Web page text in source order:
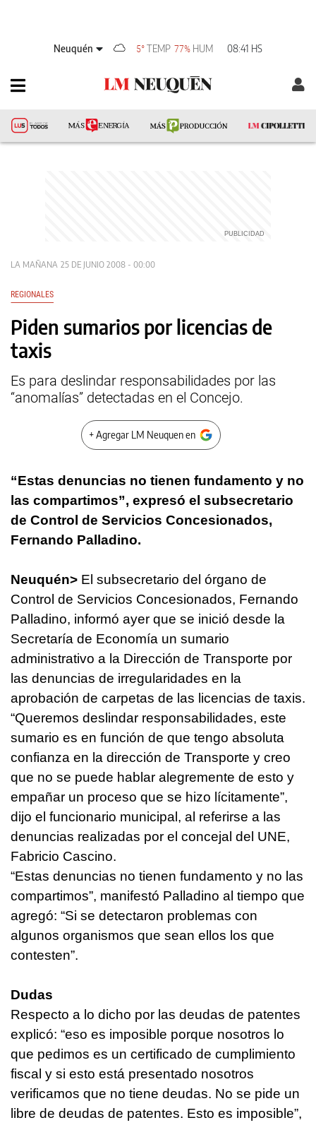
Neuquén 5° TEMP 77% HUM 08:41 HS
LA MAÑANA 25 DE JUNIO 2008 - 00:00
REGIONALES
Piden sumarios por licencias de
taxis
Es para deslindar responsabilidades por las
“anomalías” detectadas en el Concejo.
+ Agregar LM Neuquen en
“Estas denuncias no tienen fundamento y no
las compartimos”, expresó el subsecretario
de Control de Servicios Concesionados,
Fernando Palladino.
Neuquén> El subsecretario del órgano de
Control de Servicios Concesionados, Fernando
Palladino, informó ayer que se inició desde la
Secretaría de Economía un sumario
administrativo a la Dirección de Transporte por
las denuncias de irregularidades en la
aprobación de carpetas de las licencias de taxis.
“Queremos deslindar responsabilidades, este
sumario es en función de que tengo absoluta
confianza en la dirección de Transporte y creo
que no se puede hablar alegremente de esto y
empañar un proceso que se hizo lícitamente”,
dijo el funcionario municipal, al referirse a las
denuncias realizadas por el concejal del UNE,
Fabricio Cascino.
“Estas denuncias no tienen fundamento y no las
compartimos”, manifestó Palladino al tiempo que
agregó: “Si se detectaron problemas con
algunos organismos que sean ellos los que
contesten”.
Dudas
Respecto a lo dicho por las deudas de patentes
explicó: “eso es imposible porque nosotros lo
que pedimos es un certificado de cumplimiento
fiscal y si esto está presentado nosotros
verificamos que no tiene deudas. No se pide un
libre de deudas de patentes. Esto es imposible”,